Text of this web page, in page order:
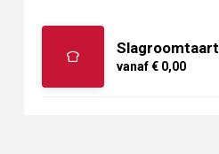
Slagroomtaart
vanaf € 0,00